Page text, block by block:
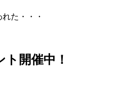
た・・・
開催中！